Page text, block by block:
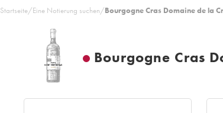
Startseite/Eine Notierung suchen/Bourgogne Cras Domaine de la
Bourgogne Cras